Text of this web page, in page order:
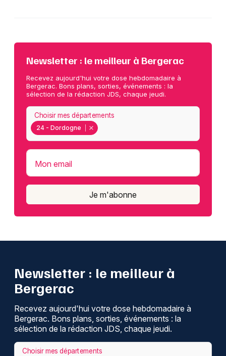
Newsletter : le meilleur à Bergerac
Recevez aujourd'hui votre dose hebdomadaire à
Bergerac. Bons plans, sorties, événements : la
sélection de la rédaction JDS, chaque jeudi.
24 - Dordogne
Choisir mes départements
Mon email
Je m'abonne
Newsletter : le meilleur à
Bergerac
Recevez aujourd'hui votre dose hebdomadaire à
Bergerac. Bons plans, sorties, événements : la
sélection de la rédaction JDS, chaque jeudi.
Choisir mes départements